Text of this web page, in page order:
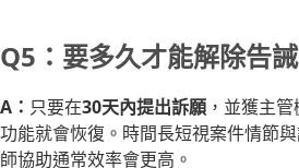
Q5：要多久才能解除告
A： 只要在30天內提出訴願 ，並獲主
功能就會恢復。時間長短視案件情節
師協助通常效率會更高。